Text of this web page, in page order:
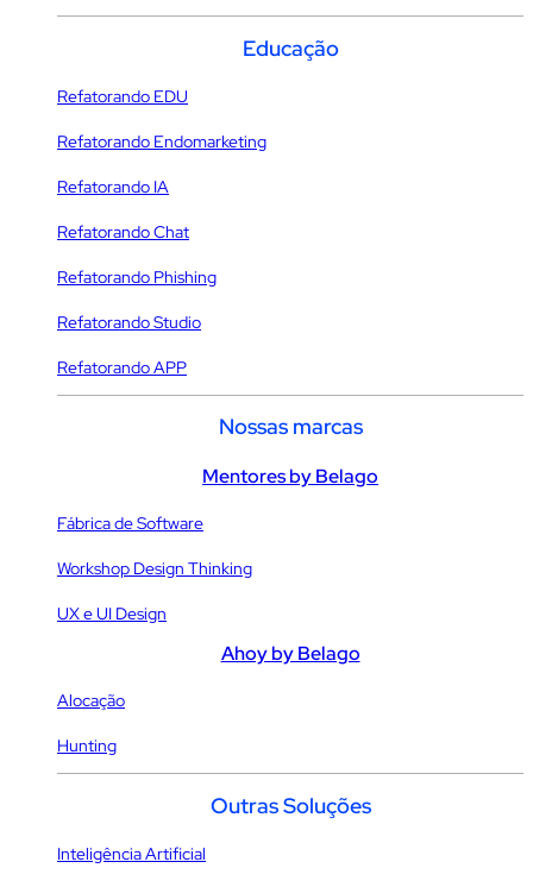
Educação
Refatorando EDU
Refatorando Endomarketing
Refatorando IA
Refatorando Chat
Refatorando Phishing
Refatorando Studio
Refatorando APP
Nossas marcas
Mentores by Belago
Fábrica de Software
Workshop Design Thinking
UX e UI Design
Ahoy by Belago
Alocação
Hunting
Outras Soluções
Inteligência Artificial